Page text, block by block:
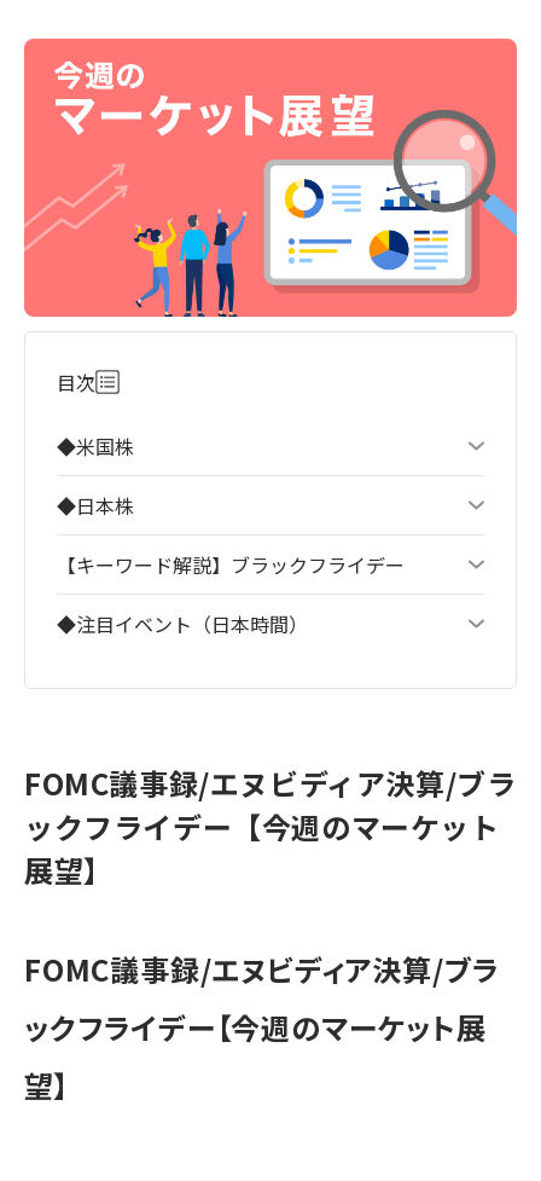
目次
◆米国株
◆日本株
【キーワード解説】ブラックフライデー
◆注目イベント（日本時間）
FOMC議事録/エヌビディア決算/ブラ
ックフライデー【今週のマーケット
展望】
FOMC議事録/エヌビディア決算/ブラ
ックフライデー【今週のマーケット展
望】